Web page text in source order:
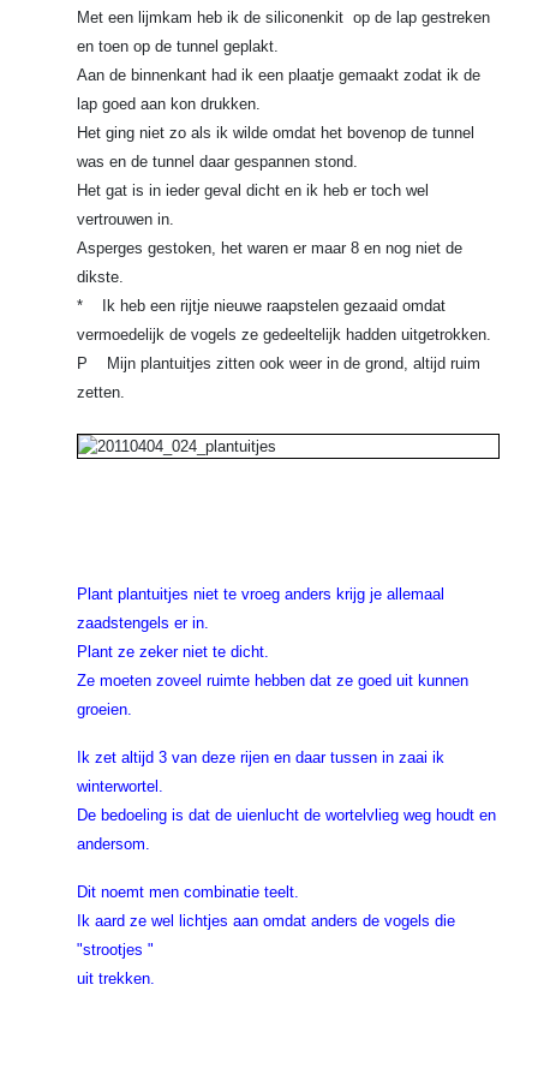
Met een lijmkam heb ik de siliconenkit op de lap gestreken
en toen op de tunnel geplakt.
Aan de binnenkant had ik een plaatje gemaakt zodat ik de
lap goed aan kon drukken.
Het ging niet zo als ik wilde omdat het bovenop de tunnel
was en de tunnel daar gespannen stond.
Het gat is in ieder geval dicht en ik heb er toch wel
vertrouwen in.
Asperges gestoken, het waren er maar 8 en nog niet de
dikste.
* Ik heb een rijtje nieuwe raapstelen gezaaid omdat
vermoedelijk de vogels ze gedeeltelijk hadden uitgetrokken.
P Mijn plantuitjes zitten ook weer in de grond, altijd ruim
zetten.
Plant plantuitjes niet te vroeg anders krijg je allemaal
zaadstengels er in.
Plant ze zeker niet te dicht.
Ze moeten zoveel ruimte hebben dat ze goed uit kunnen
groeien.
Ik zet altijd 3 van deze rijen en daar tussen in zaai ik
winterwortel.
De bedoeling is dat de uienlucht de wortelvlieg weg houdt en
andersom.
Dit noemt men combinatie teelt.
Ik aard ze wel lichtjes aan omdat anders de vogels die
"strootjes "
uit trekken.